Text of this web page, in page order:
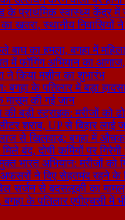
के प्राथमिक स्वास्थ्य केंद्र में
का खतरा, स्थानीय निवासियों
बाघ का हमला, बगहा में
में फॉगिंग अभियान का आगाज,
ने किया मशीन का शुभारंभ
बगहा के पतिलार में बड़ा
की गई जान
की बड़ी स्ट्राइक: मरीजों को
शराब, UP से बिहार लाई
से खिलवाड़: बगहा में औचक
बंद, दोषी कर्मियों पर गिरेगी
भारत अभियान: मरीजों को
अफसरों ने दिए सेहतमंद रहने के
सर्जन से बदसलूकी का
बगहा के पतिलार एपीएचसी में